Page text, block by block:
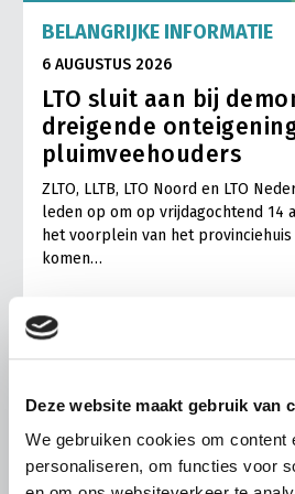
Deze website maakt gebruik van
We gebruiken cookies om content
personaliseren, om functies voor
BELANGRIJKE INFORMATIE
6 AUGUSTUS 2026
LTO sluit aan bij
dreigende
pluimveehouders
ZLTO, LLTB, LTO Noord en LTO
leden op om op vrijdagochtend 14
het voorplein van het provinciehuis
komen…